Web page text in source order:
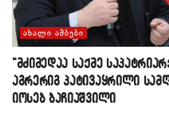
ᲐᲮᲐᲚᲘ ᲐᲛᲑᲔᲑᲘ
“მძიმედაა საქმე
აგრერიგ პატივაყრილი
იოსებ ბაჩიაშვილი